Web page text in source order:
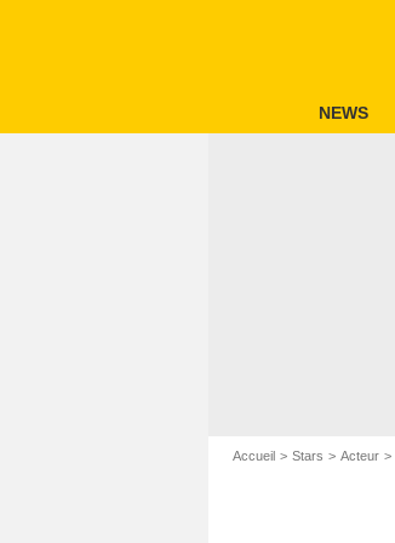
NEWS
Accueil Stars Acteur